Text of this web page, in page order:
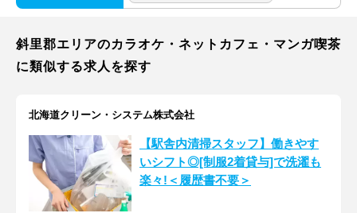
斜里郡エリアのカラオケ・ネットカフェ・マンガ喫茶
に類似する求人を探す
北海道クリーン・システム株式会社
【駅舎内清掃スタッフ】働きやす
いシフト◎[制服2着貸与]で洗濯も
楽々!＜履歴書不要＞